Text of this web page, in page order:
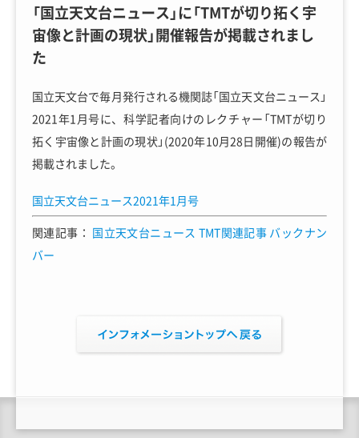
「国立天文台ニュース」に「TMTが切り拓く宇
宙像と計画の現状」開催報告が掲載されまし
た
国立天文台で毎月発行される機関誌「国立天文台ニュース」
2021年1月号に、科学記者向けのレクチャー「TMTが切り
拓く宇宙像と計画の現状」(2020年10月28日開催)の報告が
掲載されました。
国立天文台ニュース2021年1月号
関連記事： 国立天文台ニュース TMT関連記事 バックナン
バー